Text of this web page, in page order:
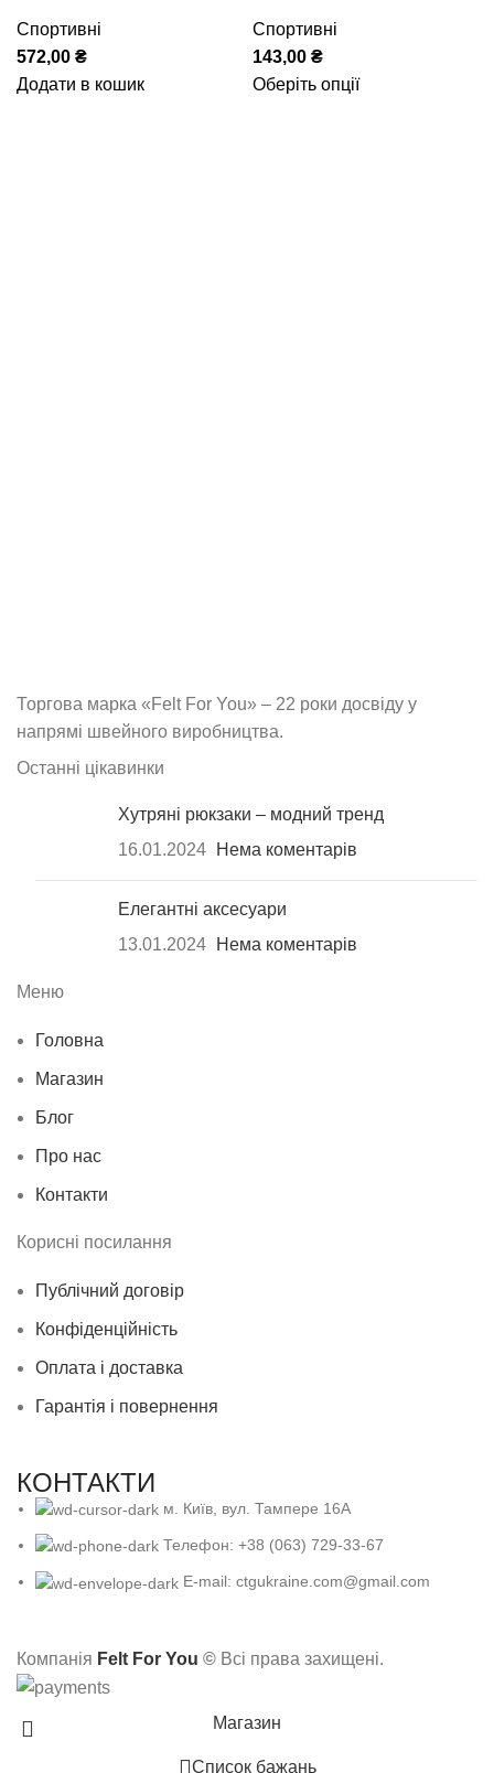
Спортивні
572,00 ₴
Додати в кошик
Спортивні
143,00 ₴
Оберіть опції
Торгова марка «Felt For You» – 22 роки досвіду у
напрямі швейного виробництва.
Останні цікавинки
Хутряні рюкзаки – модний тренд
16.01.2024
Нема коментарів
Елегантні аксесуари
13.01.2024
Нема коментарів
Меню
Головна
Магазин
Блог
Про нас
Контакти
Корисні посилання
Публічний договір
Конфіденційність
Оплата і доставка
Гарантія і повернення
КОНТАКТИ
м. Київ, вул. Тампере 16А
Телефон: +38 (063) 729-33-67
E-mail: ctgukraine.com@gmail.com
Компанія Felt For You © Всі права захищені.
Магазин
Список бажань